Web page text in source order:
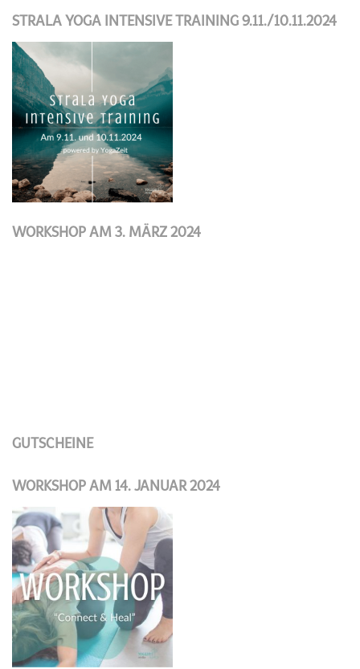
STRALA YOGA INTENSIVE TRAINING 9.11./10.11.2024
WORKSHOP AM 3. MÄRZ 2024
GUTSCHEINE
WORKSHOP AM 14. JANUAR 2024